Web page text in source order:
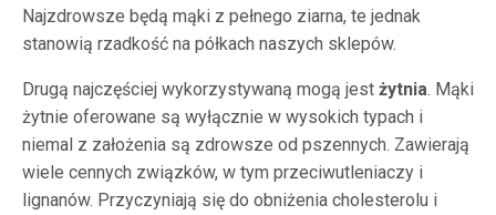
Najzdrowsze będą mąki z pełnego ziarna, te jednak
stanowią rzadkość na półkach naszych sklepów.
Drugą najczęściej wykorzystywaną mogą jest żytnia. Mąki
żytnie oferowane są wyłącznie w wysokich typach i
niemal z założenia są zdrowsze od pszennych. Zawierają
wiele cennych związków, w tym przeciwutleniaczy i
lignanów. Przyczyniają się do obniżenia cholesterolu i